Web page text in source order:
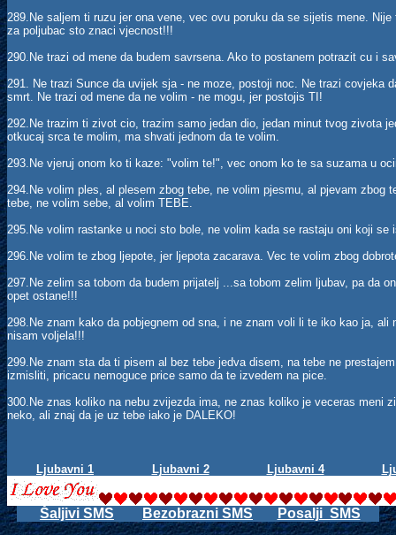
289.Ne saljem ti ruzu jer ona vene, vec ovu poruku da se sijetis mene.
za poljubac sto znaci vjecnost!!!
290.Ne trazi od mene da budem savrsena. Ako to postanem potrazit cu i
291. Ne trazi Sunce da uvijek sja - ne moze, postoji noc. Ne trazi covjeka
smrt. Ne trazi od mene da ne volim - ne mogu, jer postojis TI!
292.Ne trazim ti zivot cio, trazim samo jedan dio, jedan minut tvog zivota
otkucaj srca te molim, ma shvati jednom da te volim.
293.Ne vjeruj onom ko ti kaze: "volim te!", vec onom ko te sa suzama u
294.Ne volim ples, al plesem zbog tebe, ne volim pjesmu, al pjevam zbog
tebe, ne volim sebe, al volim TEBE.
295.Ne volim rastanke u noci sto bole, ne volim kada se rastaju oni koji
296.Ne volim te zbog ljepote, jer ljepota zacarava. Vec te volim zbog
297.Ne zelim sa tobom da budem prijatelj ...sa tobom zelim ljubav, pa da
opet ostane!!!
298.Ne znam kako da pobjegnem od sna, i ne znam voli li te iko kao ja, ali
nisam voljela!!!
299.Ne znam sta da ti pisem al bez tebe jedva disem, na tebe ne
izmisliti, pricacu nemoguce price samo da te izvedem na pice.
300.Ne znas koliko na nebu zvijezda ima, ne znas koliko je veceras meni
neko, ali znaj da je uz tebe iako je DALEKO!
Ljubavni 1 Ljubavni 2 Ljubavni 4
Šaljivi SMS Bezobrazni SMS Posalji SMS